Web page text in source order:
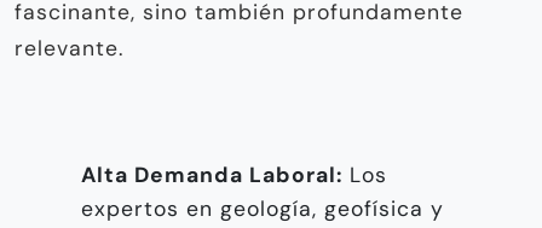
fascinante, sino también profundamente
relevante.
Alta Demanda Laboral: Los
expertos en geología, geofísica y